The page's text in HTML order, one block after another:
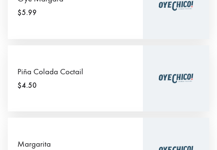
$5.99
Piña Colada Coctail
$4.50
Margarita